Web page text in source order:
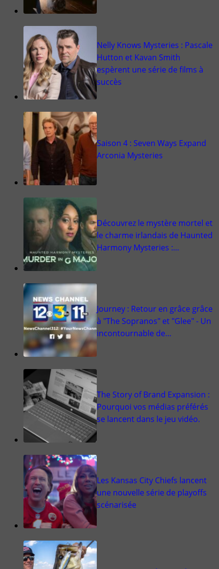
Nelly Knows Mysteries : Pascale
Hutton et Kavan Smith
espèrent une série de films à
succès
Saison 4 : Seven Ways Expand
Arconia Mysteries
Découvrez le mystère mortel et
le charme irlandais de Haunted
Harmony Mysteries :…
Journey : Retour en grâce grâce
à "The Sopranos" et "Glee" - Un
incontournable de…
The Story of Brand Expansion :
Pourquoi vos médias préférés
se lancent dans le jeu vidéo.
Les Kansas City Chiefs lancent
une nouvelle série de playoffs
scénarisée